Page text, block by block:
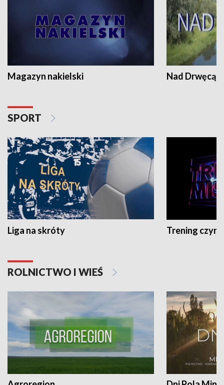
Magazyn nakielski Nad Drwęcą
SPORT
Liga na skróty Trening czyni
ROLNICTWO I WIEŚ